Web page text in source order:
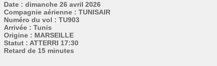
Date : dimanche 26 avril 2026
Compagnie aérienne : TUNISAIR
Numéro du vol : TU903
Arrivée : Tunis
Origine : MARSEILLE
Statut : ATTERRI 17:30
Retard de 15 minutes